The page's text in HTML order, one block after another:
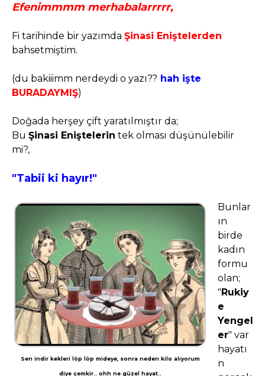
Efenimmmm merhabalarrrrr,
Fi tarihinde bir yazımda Şinasi Eniştelerden
bahsetmiştim.
(du bakiiimm nerdeydi o yazı?? hah işte
BURADAYMIŞ)
Doğada herşey çift yaratılmıştır da;
Bu Şinasi Eniştelerin tek olması düşünülebilir
mi?,
"Tabii ki hayır!"
Sen indir kekleri löp löp mideye, sonra neden kilo alıyorum
diye çemkir.. ohh ne güzel hayat..
Bunlar
ın
birde
kadın
formu
olan;
"Rukiy
e
Yengel
er" var
hayatı
n